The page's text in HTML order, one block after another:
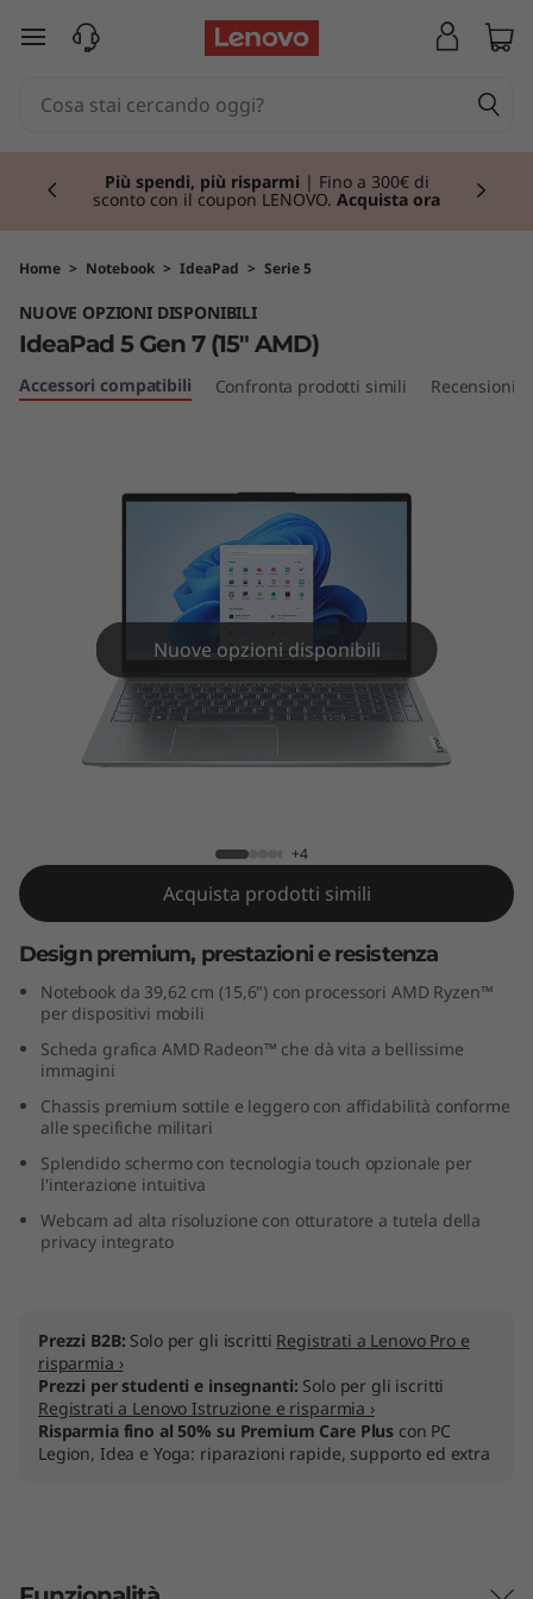
a
d
5
M
D
passa a contenuto principale
Più spendi, più risparmi | Fino a 300€ di
sconto con il coupon LENOVO. Acquista ora
Home > Notebook > IdeaPad > Serie 5
NUOVE OPZIONI DISPONIBILI
IdeaPad 5 Gen 7 (15" AMD)
Accessori compatibili Confronta prodotti simili Recensioni
Nuove opzioni disponibili
+4
Acquista prodotti simili
Design premium, prestazioni e resistenza
Notebook da 39,62 cm (15,6") con processori AMD Ryzen™
per dispositivi mobili
Scheda grafica AMD Radeon™ che dà vita a bellissime
immagini
Chassis premium sottile e leggero con affidabilità conforme
alle specifiche militari
Splendido schermo con tecnologia touch opzionale per
l'interazione intuitiva
Webcam ad alta risoluzione con otturatore a tutela della
privacy integrato
Prezzi B2B: Solo per gli iscritti Registrati a Lenovo Pro e
risparmia ›
Prezzi per studenti e insegnanti: Solo per gli iscritti
Registrati a Lenovo Istruzione e risparmia ›
Risparmia fino al 50% su Premium Care Plus con PC
Legion, Idea e Yoga: riparazioni rapide, supporto ed extra